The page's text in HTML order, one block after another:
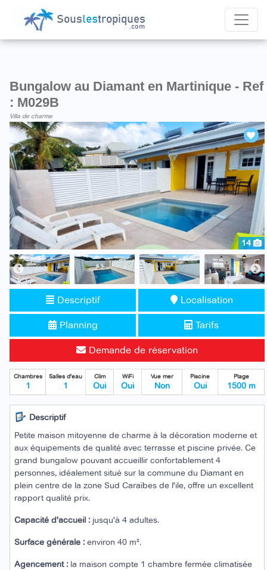
Bungalow au Diamant en Martinique - Ref
: M029B
Villa de charme
14
Descriptif Localisation
Planning Tarifs
Demande de réservation
Chambres
1
Salles d'eau
1
Clim
Oui
WiFi
Oui
Vue mer
Non
Piscine
Oui
Plage
1500 m
Descriptif
Petite maison mitoyenne de charme à la décoration moderne et
aux équipements de qualité avec terrasse et piscine privée. Ce
grand bungalow pouvant accueillir confortablement 4
personnes, idéalement situé sur la commune du Diamant en
plein centre de la zone Sud Caraïbes de l'ile, offre un excellent
rapport qualité prix.
Capacité d'accueil : jusqu'à 4 adultes.
Surface générale : environ 40 m².
Agencement : la maison compte 1 chambre fermée climatisée